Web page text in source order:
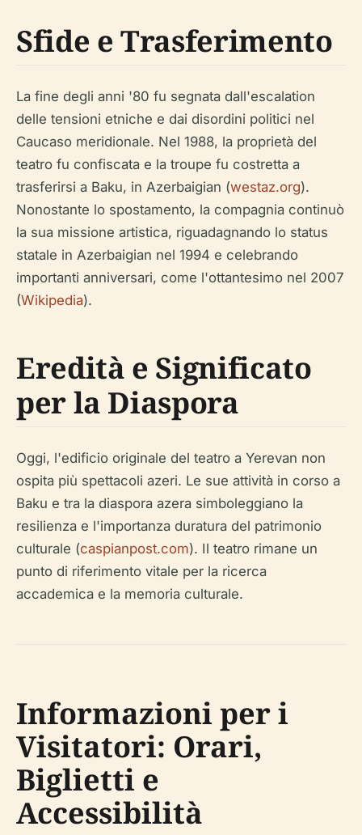
Sfide e Trasferimento
La fine degli anni '80 fu segnata dall'escalation
delle tensioni etniche e dai disordini politici nel
Caucaso meridionale. Nel 1988, la proprietà del
teatro fu confiscata e la troupe fu costretta a
trasferirsi a Baku, in Azerbaigian (westaz.org).
Nonostante lo spostamento, la compagnia continuò
la sua missione artistica, riguadagnando lo status
statale in Azerbaigian nel 1994 e celebrando
importanti anniversari, come l'ottantesimo nel 2007
(Wikipedia).
Eredità e Significato
per la Diaspora
Oggi, l'edificio originale del teatro a Yerevan non
ospita più spettacoli azeri. Le sue attività in corso a
Baku e tra la diaspora azera simboleggiano la
resilienza e l'importanza duratura del patrimonio
culturale (caspianpost.com). Il teatro rimane un
punto di riferimento vitale per la ricerca
accademica e la memoria culturale.
Informazioni per i
Visitatori: Orari,
Biglietti e
Accessibilità